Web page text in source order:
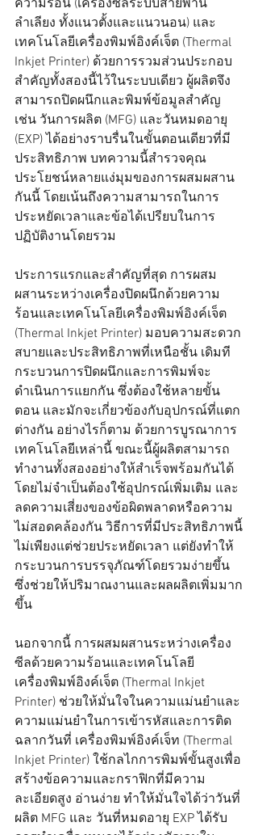
ความร้อน (เครื่องซีลระบบสายพาน
ลำเลียง ทั้งแนวตั้งและแนวนอน) และ
เทคโนโลยีเครื่องพิมพ์อิงค์เจ็ต (Thermal
Inkjet Printer) ด้วยการรวมส่วนประกอบ
สำคัญทั้งสองนี้ไว้ในระบบเดียว ผู้ผลิตจึง
สามารถปิดผนึกและพิมพ์ข้อมูลสำคัญ
เช่น วันการผลิต (MFG) และวันหมดอายุ
(EXP) ได้อย่างราบรื่นในขั้นตอนเดียวที่มี
ประสิทธิภาพ บทความนี้สำรวจคุณ
ประโยชน์หลายแง่มุมของการผสมผสาน
กันนี้ โดยเน้นถึงความสามารถในการ
ประหยัดเวลาและข้อได้เปรียบในการ
ปฏิบัติงานโดยรวม
ประการแรกและสำคัญที่สุด การผสม
ผสานระหว่างเครื่องปิดผนึกด้วยความ
ร้อนและเทคโนโลยีเครื่องพิมพ์อิงค์เจ็ต
(Thermal Inkjet Printer) มอบความสะดวก
สบายและประสิทธิภาพที่เหนือชั้น เดิมที
กระบวนการปิดผนึกและการพิมพ์จะ
ดำเนินการแยกกัน ซึ่งต้องใช้หลายขั้น
ตอน และมักจะเกี่ยวข้องกับอุปกรณ์ที่แตก
ต่างกัน อย่างไรก็ตาม ด้วยการบูรณาการ
เทคโนโลยีเหล่านี้ ขณะนี้ผู้ผลิตสามารถ
ทำงานทั้งสองอย่างให้สำเร็จพร้อมกันได้
โดยไม่จำเป็นต้องใช้อุปกรณ์เพิ่มเติม และ
ลดความเสี่ยงของข้อผิดพลาดหรือความ
ไม่สอดคล้องกัน วิธีการที่มีประสิทธิภาพนี้
ไม่เพียงแต่ช่วยประหยัดเวลา แต่ยังทำให้
กระบวนการบรรจุภัณฑ์โดยรวมง่ายขึ้น
ซึ่งช่วยให้ปริมาณงานและผลผลิตเพิ่มมาก
ขึ้น
นอกจากนี้ การผสมผสานระหว่างเครื่อง
ซีลด้วยความร้อนและเทคโนโลยี
เครื่องพิมพ์อิงค์เจ็ต (Thermal Inkjet
Printer) ช่วยให้มั่นใจในความแม่นยำและ
ความแม่นยำในการเข้ารหัสและการติด
ฉลากวันที่ เครื่องพิมพ์อิงค์เจ็ท (Thermal
Inkjet Printer) ใช้กลไกการพิมพ์ขั้นสูงเพื่อ
สร้างข้อความและกราฟิกที่มีความ
ละเอียดสูง อ่านง่าย ทำให้มั่นใจได้ว่าวันที่
ผลิต MFG และ วันที่หมดอายุ EXP ได้รับ